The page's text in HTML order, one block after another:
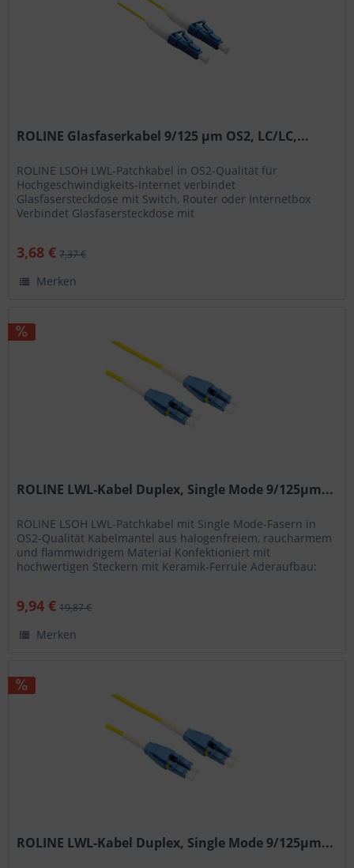
ROLINE Glasfaserkabel 9/125 µm OS2, LC/LC,...
ROLINE LSOH LWL-Patchkabel in OS2-Qualität für
Hochgeschwindigkeits-Internet verbindet
Glasfasersteckdose mit Switch, Router oder Internetbox
Verbindet Glasfasersteckdose mit
3,68 € 7,37 €
Merken
ROLINE LWL-Kabel Duplex, Single Mode 9/125µm...
ROLINE LSOH LWL-Patchkabel mit Single Mode-Fasern in
OS2-Qualität Kabelmantel aus halogenfreiem, raucharmem
und flammwidrigem Material Konfektioniert mit
hochwertigen Steckern mit Keramik-Ferrule Aderaufbau:
9,94 € 19,87 €
Merken
ROLINE LWL-Kabel Duplex, Single Mode 9/125µm...